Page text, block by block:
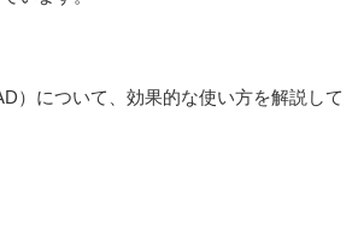
）について、効果的な使い方を解説して